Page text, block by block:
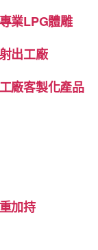
業LPG體雕
出工廠
廠客製化產品
加持